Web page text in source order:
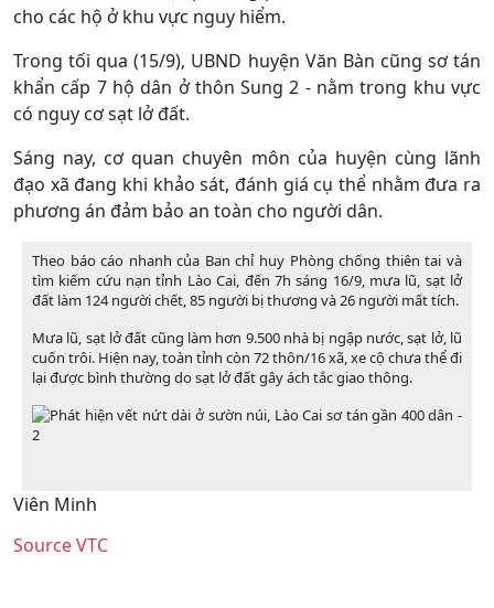
cho các hộ ở khu vực nguy hiểm.
Trong tối qua (15/9), UBND huyện Văn Bàn cũng sơ tán
khẩn cấp 7 hộ dân ở thôn Sung 2 - nằm trong khu vực
có nguy cơ sạt lở đất.
Sáng nay, cơ quan chuyên môn của huyện cùng lãnh
đạo xã đang khi khảo sát, đánh giá cụ thể nhằm đưa ra
phương án đảm bảo an toàn cho người dân.
Theo báo cáo nhanh của Ban chỉ huy Phòng chống thiên tai và
tìm kiếm cứu nạn tỉnh Lào Cai, đến 7h sáng 16/9, mưa lũ, sạt lở
đất làm 124 người chết, 85 người bị thương và 26 người mất tích.
Mưa lũ, sạt lở đất cũng làm hơn 9.500 nhà bị ngập nước, sạt lở, lũ
cuốn trôi. Hiện nay, toàn tỉnh còn 72 thôn/16 xã, xe cộ chưa thể đi
lại được bình thường do sạt lở đất gây ách tắc giao thông.
Viên Minh
Source VTC